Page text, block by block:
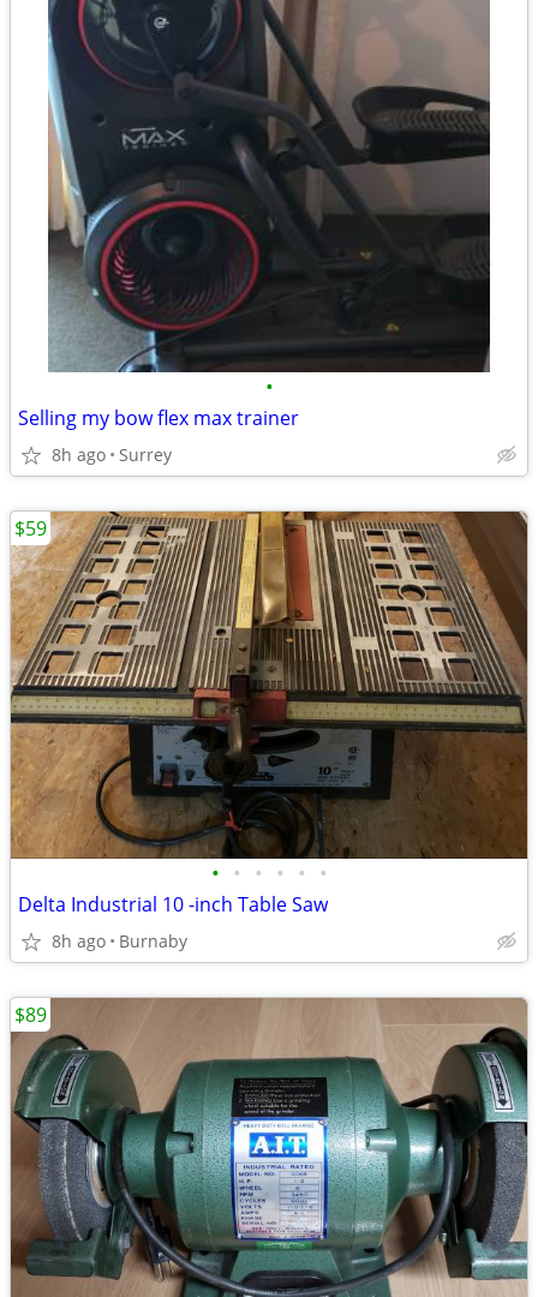
•
Selling my bow flex max trainer
8h ago Surrey
• • • • • •
Delta Industrial 10 -inch Table Saw
8h ago Burnaby
$59
$89